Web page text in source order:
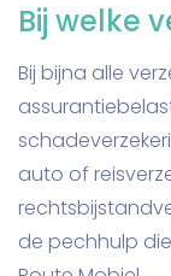
Bij welke
Bij bijna alle
auto of
de pechhulp